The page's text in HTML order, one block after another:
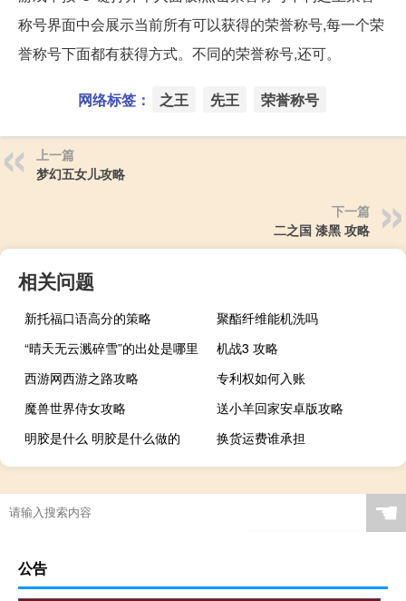
称号界面中会展示当前所有可以获得的荣誉称号,每一个荣
誉称号下面都有获得方式。不同的荣誉称号,还可。
网络标签： 之王 先王 荣誉称号
上一篇
梦幻五女儿攻略
下一篇
二之国 漆黑 攻略
相关问题
新托福口语高分的策略
聚酯纤维能机洗吗
“晴天无云溅碎雪”的出处是哪里
机战3 攻略
西游网西游之路攻略
专利权如何入账
魔兽世界侍女攻略
送小羊回家安卓版攻略
明胶是什么 明胶是什么做的
换货运费谁承担
☚
公告